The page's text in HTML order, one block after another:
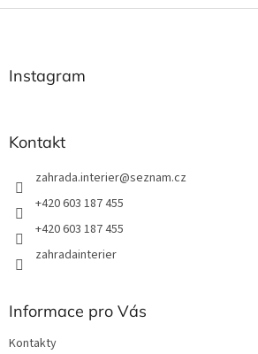
Instagram
Kontakt
zahrada.interier@seznam.cz
+420 603 187 455
+420 603 187 455
zahradainterier
Informace pro Vás
Kontakty